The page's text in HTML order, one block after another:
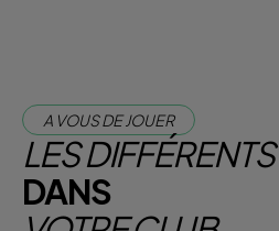
A VOUS DE JOUER
LES DIFFÉRENTS
DANS